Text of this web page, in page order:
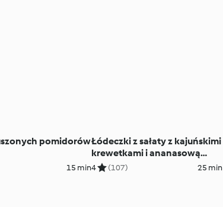
pomidorów
15 min
Łódeczki z sałaty z kajuńskimi
krewetkami i ananasową
salsą
4 (107) 25 min